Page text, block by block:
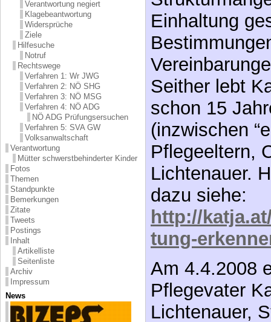
Verantwortung negiert
Klagebeantwortung
Widersprüche
Ziele
Hilfesuche
Notruf
Rechtswege
Verfahren 1: Wr JWG
Verfahren 2: NÖ SHG
Verfahren 3: NÖ MSG
Verfahren 4: NÖ ADG
NÖ ADG Prüfungsersuchen
Verfahren 5: SVA GW
Volksanwaltschaft
Verantwortung
Mütter schwerstbehinderter Kinder
Fotos
Themen
Standpunkte
Bemerkungen
Zitate
Tweets
Postings
Inhalt
Artikelliste
Seitenliste
Archiv
Impressum
News
Einhaltung
Seither lebt
schon 15
(inzwischen
Pflegeeltern,
Lichtenauer.
dazu siehe:
http://
tung-
Am 4.4.2008
Pflegevater
Lichtenauer,